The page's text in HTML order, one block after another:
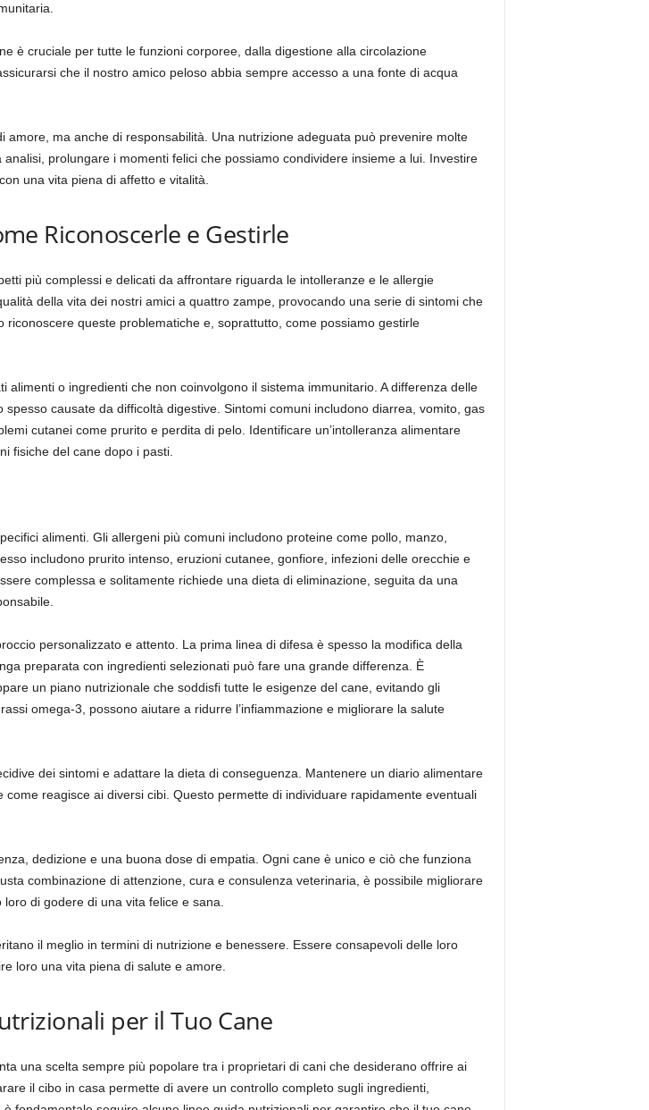
è cruciale per tutte le funzioni corporee, dalla digestione alla circolazione
che il nostro amico peloso abbia sempre accesso a una fonte di acqua
ma anche di responsabilità. Una nutrizione adeguata può prevenire molte
prolungare i momenti felici che possiamo condividere insieme a lui. Investire
una vita piena di affetto e vitalità.
Riconoscerle e Gestirle
più complessi e delicati da affrontare riguarda le intolleranze e le allergie
della vita dei nostri amici a quattro zampe, provocando una serie di sintomi che
queste problematiche e, soprattutto, come possiamo gestirle
o ingredienti che non coinvolgono il sistema immunitario. A differenza delle
causate da difficoltà digestive. Sintomi comuni includono diarrea, vomito, gas
cutanei come prurito e perdita di pelo. Identificare un’intolleranza alimentare
fisiche del cane dopo i pasti.
alimenti. Gli allergeni più comuni includono proteine come pollo, manzo,
includono prurito intenso, eruzioni cutanee, gonfiore, infezioni delle orecchie e
complessa e solitamente richiede una dieta di eliminazione, seguita da una
personalizzato e attento. La prima linea di difesa è spesso la modifica della
preparata con ingredienti selezionati può fare una grande differenza. È
un piano nutrizionale che soddisfi tutte le esigenze del cane, evitando gli
omega-3, possono aiutare a ridurre l’infiammazione e migliorare la salute
dei sintomi e adattare la dieta di conseguenza. Mantenere un diario alimentare
reagisce ai diversi cibi. Questo permette di individuare rapidamente eventuali
dedizione e una buona dose di empatia. Ogni cane è unico e ciò che funziona
combinazione di attenzione, cura e consulenza veterinaria, è possibile migliorare
di godere di una vita felice e sana.
il meglio in termini di nutrizione e benessere. Essere consapevoli delle loro
loro una vita piena di salute e amore.
per il Tuo Cane
una scelta sempre più popolare tra i proprietari di cani che desiderano offrire ai
il cibo in casa permette di avere un controllo completo sugli ingredienti,